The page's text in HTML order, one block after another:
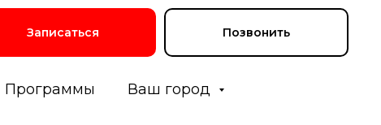
Записаться Позвонить
Программы Ваш город